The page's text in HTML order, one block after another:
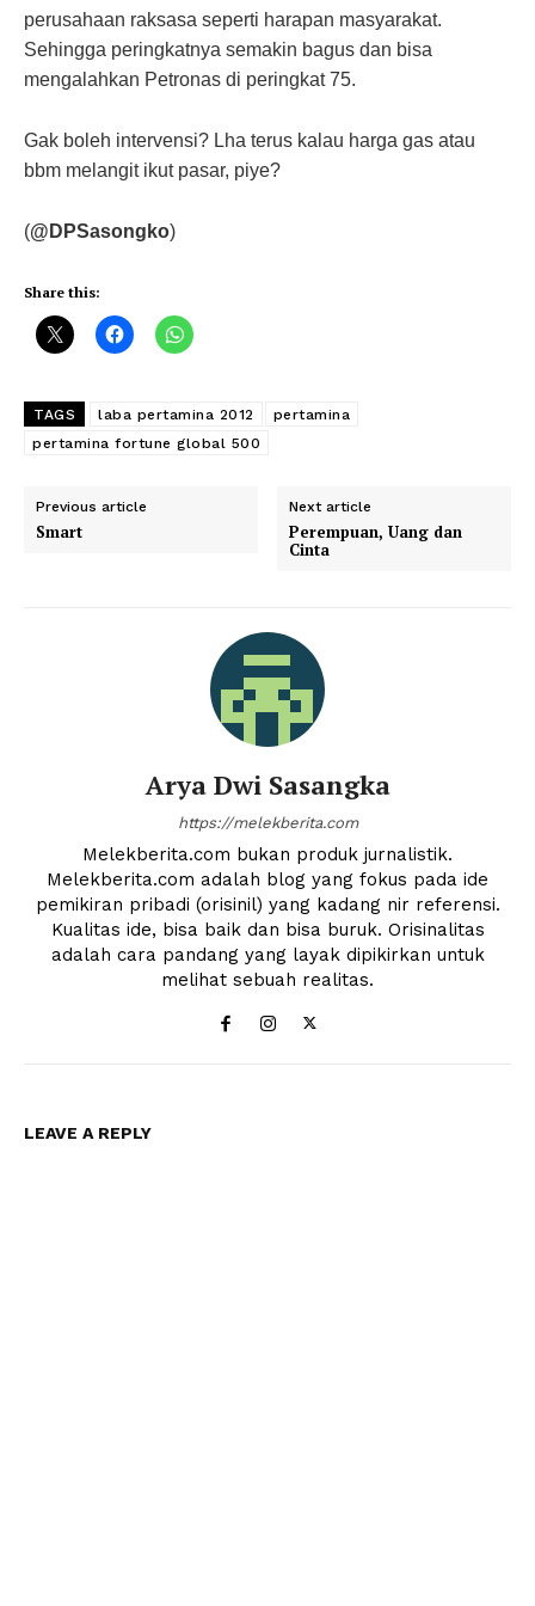
perusahaan raksasa seperti harapan masyarakat.
Sehingga peringkatnya semakin bagus dan bisa
mengalahkan Petronas di peringkat 75.
Gak boleh intervensi? Lha terus kalau harga gas atau
bbm melangit ikut pasar, piye?
(@DPSasongko)
Share this:
TAGS laba pertamina 2012
pertamina
pertamina fortune global 500
Previous article
Smart
Next article
Perempuan, Uang dan
Cinta
Arya Dwi Sasangka
https://melekberita.com
Melekberita.com bukan produk jurnalistik.
Melekberita.com adalah blog yang fokus pada ide
pemikiran pribadi (orisinil) yang kadang nir referensi.
Kualitas ide, bisa baik dan bisa buruk. Orisinalitas
adalah cara pandang yang layak dipikirkan untuk
melihat sebuah realitas.
LEAVE A REPLY